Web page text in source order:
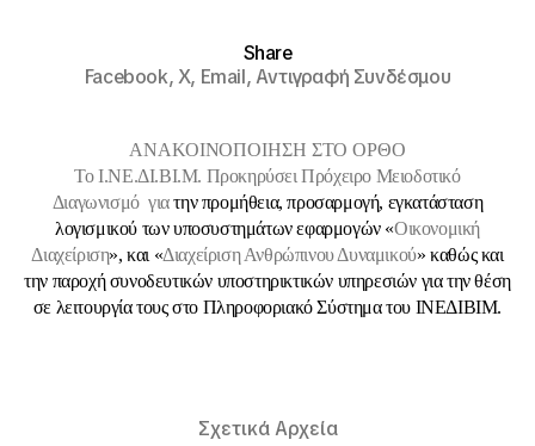
Share
Facebook,X, Email,Αντιγραφή Συνδέσμου
ΑΝΑΚΟΙΝΟΠΟΙΗΣΗ ΣΤΟ ΟΡΘΟ
Το Ι.ΝΕ.ΔΙ.ΒΙ.Μ. Προκηρύσει Πρόχειρο Μειοδοτικό
Διαγωνισμό γιατην προμήθεια, προσαρμογή, εγκατάσταση
λογισμικού των υποσυστημάτων εφαρμογών «Οικονομική
Διαχείριση», και «Διαχείριση Ανθρώπινου Δυναμικού» καθώς και
την παροχή συνοδευτικών υποστηρικτικών υπηρεσιών για την θέση
σε λειτουργία τους στο Πληροφοριακό Σύστημα του ΙΝΕΔΙΒΙΜ.
Σχετικά Αρχεία